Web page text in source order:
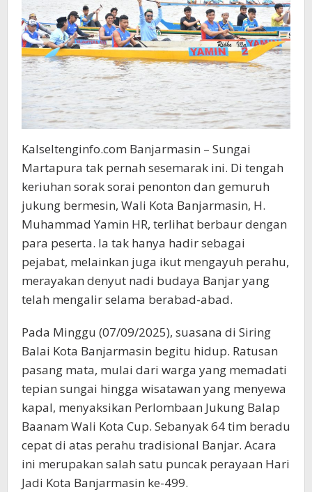
Kalseltenginfo.com Banjarmasin – Sungai
Martapura tak pernah sesemarak ini. Di tengah
keriuhan sorak sorai penonton dan gemuruh
jukung bermesin, Wali Kota Banjarmasin, H.
Muhammad Yamin HR, terlihat berbaur dengan
para peserta. Ia tak hanya hadir sebagai
pejabat, melainkan juga ikut mengayuh perahu,
merayakan denyut nadi budaya Banjar yang
telah mengalir selama berabad-abad.
Pada Minggu (07/09/2025), suasana di Siring
Balai Kota Banjarmasin begitu hidup. Ratusan
pasang mata, mulai dari warga yang memadati
tepian sungai hingga wisatawan yang menyewa
kapal, menyaksikan Perlombaan Jukung Balap
Baanam Wali Kota Cup. Sebanyak 64 tim beradu
cepat di atas perahu tradisional Banjar. Acara
ini merupakan salah satu puncak perayaan Hari
Jadi Kota Banjarmasin ke-499.